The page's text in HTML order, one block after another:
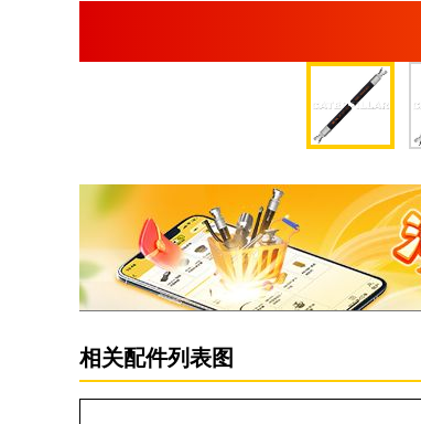
相关配件列表图